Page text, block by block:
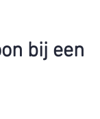
bij een